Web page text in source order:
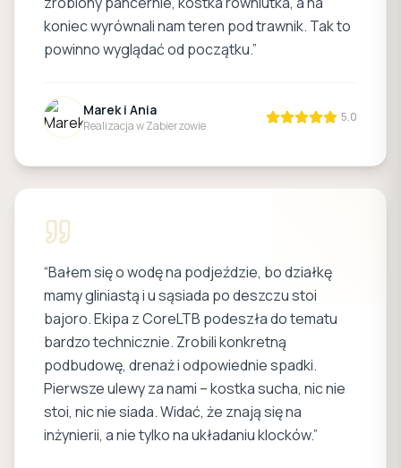
koniec wyrównali nam teren pod trawnik. Tak to
powinno wyglądać od początku.”
Marek i Ania
Realizacja w Zabierzowie
5.0
“Bałem się o wodę na podjeździe, bo działkę
mamy gliniastą i u sąsiada po deszczu stoi
bajoro. Ekipa z CoreLTB podeszła do tematu
bardzo technicznie. Zrobili konkretną
podbudowę, drenaż i odpowiednie spadki.
Pierwsze ulewy za nami – kostka sucha, nic nie
stoi, nic nie siada. Widać, że znają się na
inżynierii, a nie tylko na układaniu klocków.”